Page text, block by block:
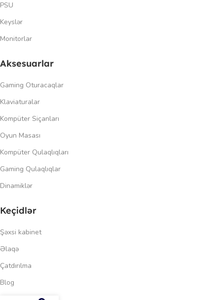
PSU
Keyslər
Monitorlar
Aksesuarlar
Gaming Oturacaqlar
Klaviaturalar
Kompüter Siçanları
Oyun Masası
Kompüter Qulaqlıqları
Gaming Qulaqlıqlar
Dinamiklər
Keçidlər
Şəxsi kabinet
Əlaqə
Çatdırılma
Blog